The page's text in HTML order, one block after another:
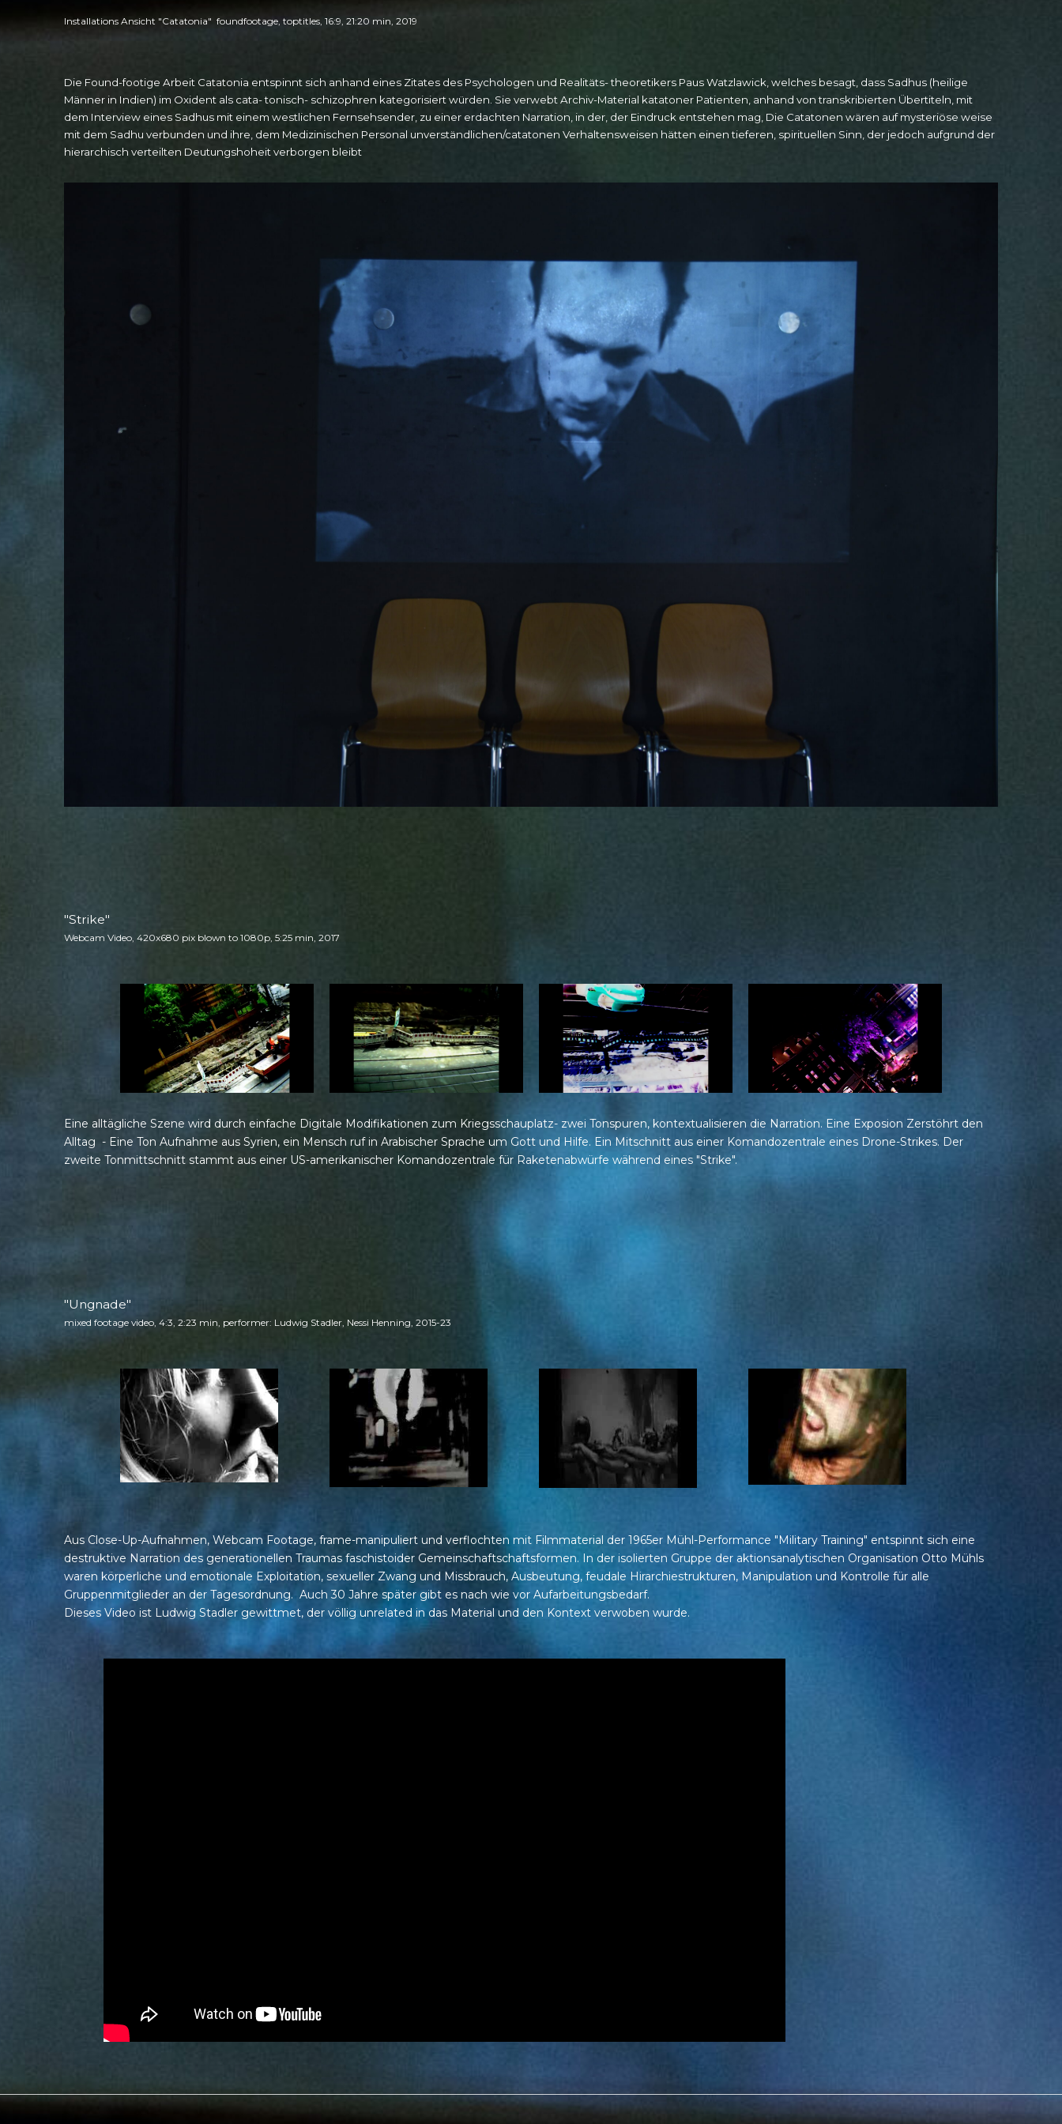
Installations Ansicht "Catatonia" foundfootage, toptitles, 16:9, 21:20 min, 2019
Die Found-footige Arbeit Catatonia entspinnt sich anhand eines Zitates des Psychologen und Realitäts- theoretikers Paus Watzlawick, welches besagt, dass Sadhus (heilige
Männer in Indien) im Oxident als cata- tonisch- schizophren kategorisiert würden. Sie verwebt Archiv-Material katatoner Patienten, anhand von transkribierten Übertiteln, mit
dem Interview eines Sadhus mit einem westlichen Fernsehsender, zu einer erdachten Narration, in der, der Eindruck entstehen mag, Die Catatonen wären auf mysteriöse weise
mit dem Sadhu verbunden und ihre, dem Medizinischen Personal unverständlichen/catatonen Verhaltensweisen hätten einen tieferen, spirituellen Sinn, der jedoch aufgrund der
hierarchisch verteilten Deutungshoheit verborgen bleibt
"Strike"
Webcam Video, 420x680 pix blown to 1080p, 5:25 min, 2017
Eine alltägliche Szene wird durch einfache Digitale Modifikationen zum Kriegsschauplatz- zwei Tonspuren, kontextualisieren die Narration. Eine Exposion Zerstöhrt den
Alltag - Eine Ton Aufnahme aus Syrien, ein Mensch ruf in Arabischer Sprache um Gott und Hilfe. Ein Mitschnitt aus einer Komandozentrale eines Drone-Strikes. Der
zweite Tonmittschnitt stammt aus einer US-amerikanischer Komandozentrale für Raketenabwürfe während eines "Strike".
"Ungnade"
mixed footage video, 4:3, 2:23 min, performer: Ludwig Stadler, Nessi Henning, 2015-23
Aus Close-Up-Aufnahmen, Webcam Footage, frame-manipuliert und verflochten mit Filmmaterial der 1965er Mühl-Performance "Military Training" entspinnt sich eine
destruktive Narration des generationellen Traumas faschistoider Gemeinschaftschaftsformen. In der isolierten Gruppe der aktionsanalytischen Organisation Otto Mühls
waren körperliche und emotionale Exploitation, sexueller Zwang und Missbrauch, Ausbeutung, feudale Hirarchiestrukturen, Manipulation und Kontrolle für alle
Gruppenmitglieder an der Tagesordnung. Auch 30 Jahre später gibt es nach wie vor Aufarbeitungsbedarf.
Dieses Video ist Ludwig Stadler gewittmet, der völlig unrelated in das Material und den Kontext verwoben wurde.